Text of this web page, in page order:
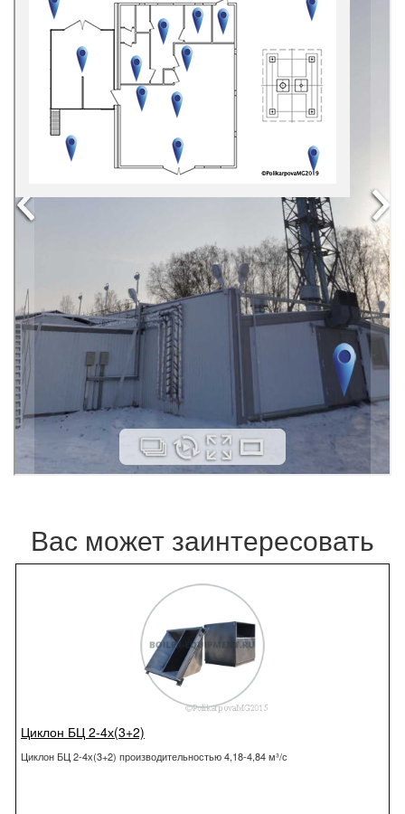
Вас может заинтересовать
Циклон БЦ 2-4х(3+2)
Циклон БЦ 2-4х(3+2) производительностью 4,18-4,84 м³/с